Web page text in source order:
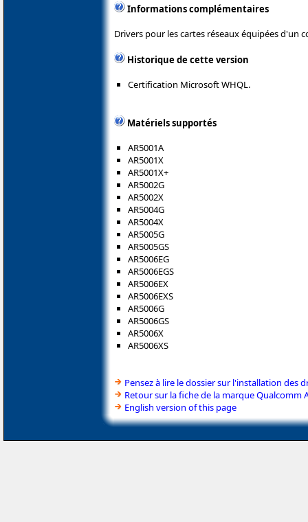
Informations complémentaires
Drivers pour les cartes réseaux équipées d'un
Historique de cette version
Certification Microsoft WHQL.
Matériels supportés
AR5001A
AR5001X
AR5001X+
AR5002G
AR5002X
AR5004G
AR5004X
AR5005G
AR5005GS
AR5006EG
AR5006EGS
AR5006EX
AR5006EXS
AR5006G
AR5006GS
AR5006X
AR5006XS
Pensez à lire le dossier sur l'installation des
Retour sur la fiche de la marque Qualcomm
English version of this page